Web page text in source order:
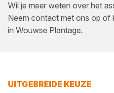
Wil je meer weten over het
Neem contact met ons op of
in Wouwse Plantage.
UITGEBREIDE KEUZE